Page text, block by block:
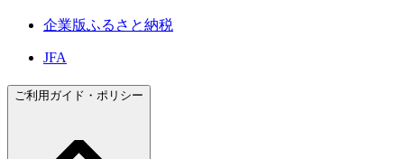
企業版ふるさと納税
JFA
ご利用ガイド・ポリシー